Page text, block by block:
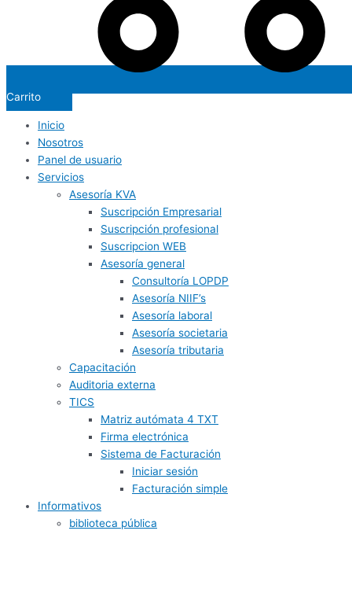
Carrito
Inicio
Nosotros
Panel de usuario
Servicios
Asesoría KVA
Suscripción Empresarial
Suscripción profesional
Suscripcion WEB
Asesoría general
Consultoría LOPDP
Asesoría NIIF’s
Asesoría laboral
Asesoría societaria
Asesoría tributaria
Capacitación
Auditoria externa
TICS
Matriz autómata 4 TXT
Firma electrónica
Sistema de Facturación
Iniciar sesión
Facturación simple
Informativos
biblioteca pública